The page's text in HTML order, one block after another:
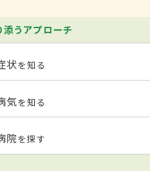
添うアプローチ
状を知る
気を知る
院を探す